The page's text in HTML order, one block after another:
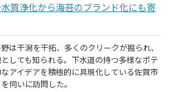
質浄化から海苔のブランド化にも寄
は干潟を干拓、多くのクリークが掘られ、
しても知られる。下水道の持つ多様なポテ
アイデアを積極的に具現化している佐賀市
伺いに訪問した。